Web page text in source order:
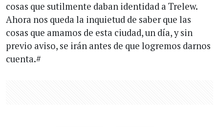
cosas que sutilmente daban identidad a Trelew.
Ahora nos queda la inquietud de saber que las
cosas que amamos de esta ciudad, un día, y sin
previo aviso, se irán antes de que logremos darnos
cuenta.#